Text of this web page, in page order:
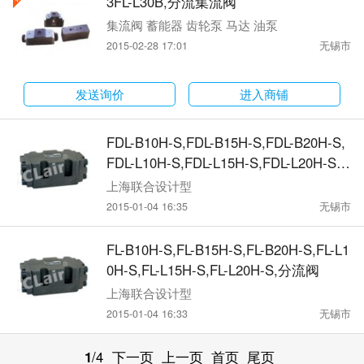
集流阀 蓄能器 齿轮泵 马达 油泵
2015-02-28 17:01 无锡市
发送询价 进入商铺
FDL-B10H-S,FDL-B15H-S,FDL-B20H-S,
FDL-L10H-S,FDL-L15H-S,FDL-L20H-S,
单向分流阀
上海联合设计型
2015-01-04 16:35 无锡市
FL-B10H-S,FL-B15H-S,FL-B20H-S,FL-L1
0H-S,FL-L15H-S,FL-L20H-S,分流阀
上海联合设计型
2015-01-04 16:33 无锡市
1/4 下一页 上一页 首页 尾页